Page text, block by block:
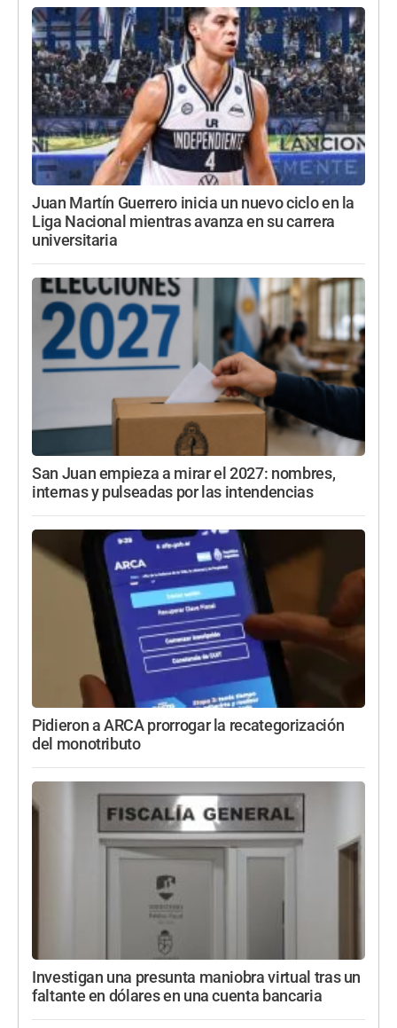
Juan Martín Guerrero inicia un nuevo ciclo en la
Liga Nacional mientras avanza en su carrera
universitaria
San Juan empieza a mirar el 2027: nombres,
internas y pulseadas por las intendencias
Pidieron a ARCA prorrogar la recategorización
del monotributo
Investigan una presunta maniobra virtual tras un
faltante en dólares en una cuenta bancaria